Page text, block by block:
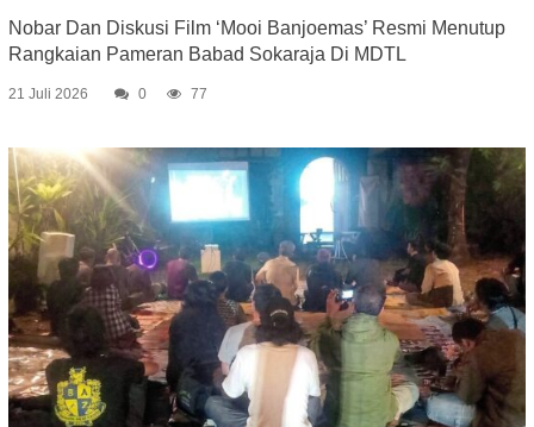
Nobar Dan Diskusi Film ‘Mooi Banjoemas’ Resmi Menutup
Rangkaian Pameran Babad Sokaraja Di MDTL
21 Juli 2026 0 77